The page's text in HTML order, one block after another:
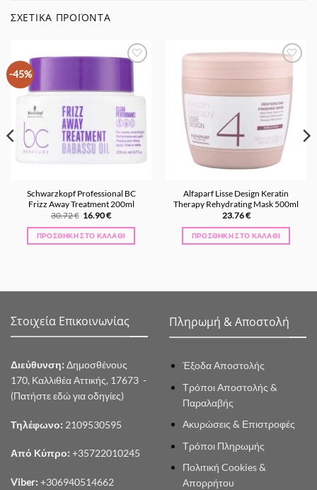
ΣΧΕΤΙΚΆ ΠΡΟΪΌΝΤΑ
-45%
Αγαπημένα
Schwarzkopf Professional BC
Frizz Away Treatment 200ml
30.72€ Original
was:
30.72 €.
16.90€Η
τιμή
είναι:
ΠΡΟΣΘΉΚΗ ΣΤΟ ΚΑΛΆΘΙ
στα
Alfaparf Lisse Design Keratin
Therapy Rehydrating Mask 500ml
23.76€
ΠΡΟΣΘΉΚΗ ΣΤΟ ΚΑΛΆΘΙ
Στοιχεία Επικοινωνίας
Διεύθυνση: Δημοσθένους
170, Καλλιθέα Αττικής, 17673 -
(Πατήστε εδώ για οδηγίες)
Τηλέφωνο: 2109530595
Από Κύπρο: +35722010245
Viber: +306940514662
Πληρωμή & Αποστολή
Έξοδα Αποστολής
Τρόποι Αποστολής &
Παραλαβής
Ακυρώσεις & Επιστροφές
Τρόποι Πληρωμής
Πολιτική Cookies &
Απορρήτου